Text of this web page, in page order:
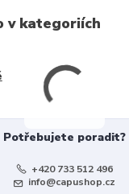
v kategoriích
Potřebujete poradit?
+420 733 512 496
info@capushop.cz